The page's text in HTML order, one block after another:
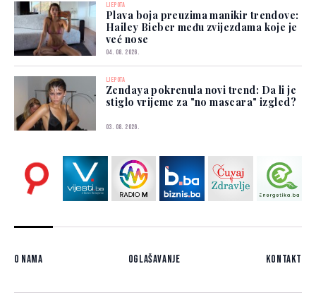
LJEPOTA
Plava boja preuzima manikir trendove:
Hailey Bieber među zvijezdama koje je
već nose
04. 08. 2026.
LJEPOTA
Zendaya pokrenula novi trend: Da li je
stiglo vrijeme za "no mascara" izgled?
03. 08. 2026.
O nama Oglašavanje Kontakt